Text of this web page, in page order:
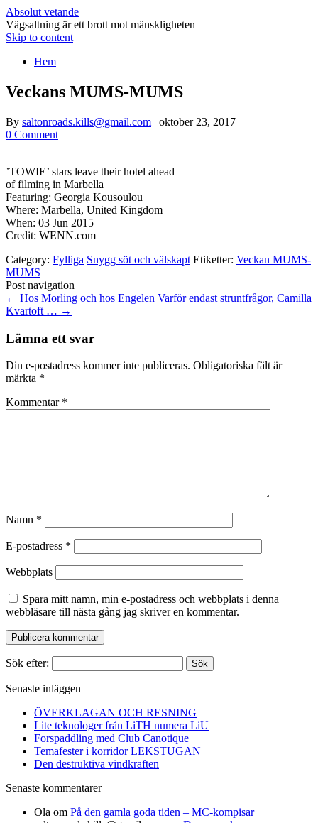
Absolut vetande
Vägsaltning är ett brott mot mänskligheten
Skip to content
Hem
Veckans MUMS-MUMS
By saltonroads.kills@gmail.com | oktober 23, 2017
0 Comment
’TOWIE’ stars leave their hotel ahead
of filming in Marbella
Featuring: Georgia Kousoulou
Where: Marbella, United Kingdom
When: 03 Jun 2015
Credit: WENN.com
Category: Fylliga Snygg söt och välskapt Etiketter: Veckan MUMS-
MUMS
Post navigation
← Hos Morling och hos Engelen Varför endast struntfrågor, Camilla
Kvartoft … →
Lämna ett svar
Din e-postadress kommer inte publiceras. Obligatoriska fält är
märkta *
Kommentar *
Namn *
E-postadress *
Webbplats
Spara mitt namn, min e-postadress och webbplats i denna
webbläsare till nästa gång jag skriver en kommentar.
Sök efter:
Senaste inläggen
ÖVERKLAGAN OCH RESNING
Lite teknologer från LiTH numera LiU
Forspaddling med Club Canotique
Temafester i korridor LEKSTUGAN
Den destruktiva vindkraften
Senaste kommentarer
Ola om På den gamla goda tiden – MC-kompisar